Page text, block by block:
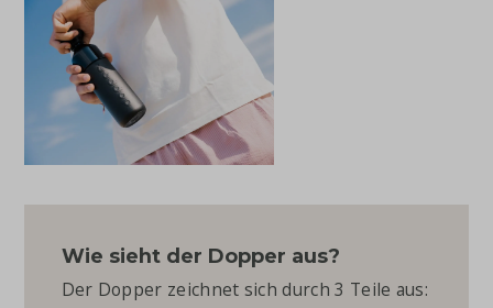
Wie sieht der Dopper aus?
Der Dopper zeichnet sich durch 3 Teile aus: